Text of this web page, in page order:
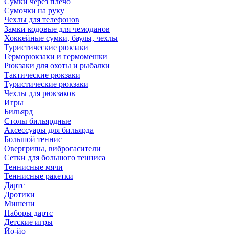
Сумочки на руку
Чехлы для телефонов
Замки кодовые для чемоданов
Хоккейные сумки, баулы, чехлы
Туристические рюкзаки
Герморюкзаки и гермомешки
Рюкзаки для охоты и рыбалки
Тактические рюкзаки
Туристические рюкзаки
Чехлы для рюкзаков
Игры
Бильярд
Столы бильярдные
Аксессуары для бильярда
Большой теннис
Овергрипы, виброгасители
Сетки для большого тенниса
Теннисные мячи
Теннисные ракетки
Дартс
Дротики
Мишени
Наборы дартс
Детские игры
Йо-йо